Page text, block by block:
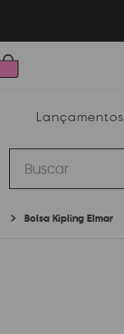
Lançamentos
Buscar
Bolsa Kipling Elmar